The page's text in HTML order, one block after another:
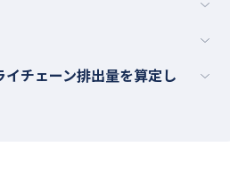
チェーン排出量を算定し